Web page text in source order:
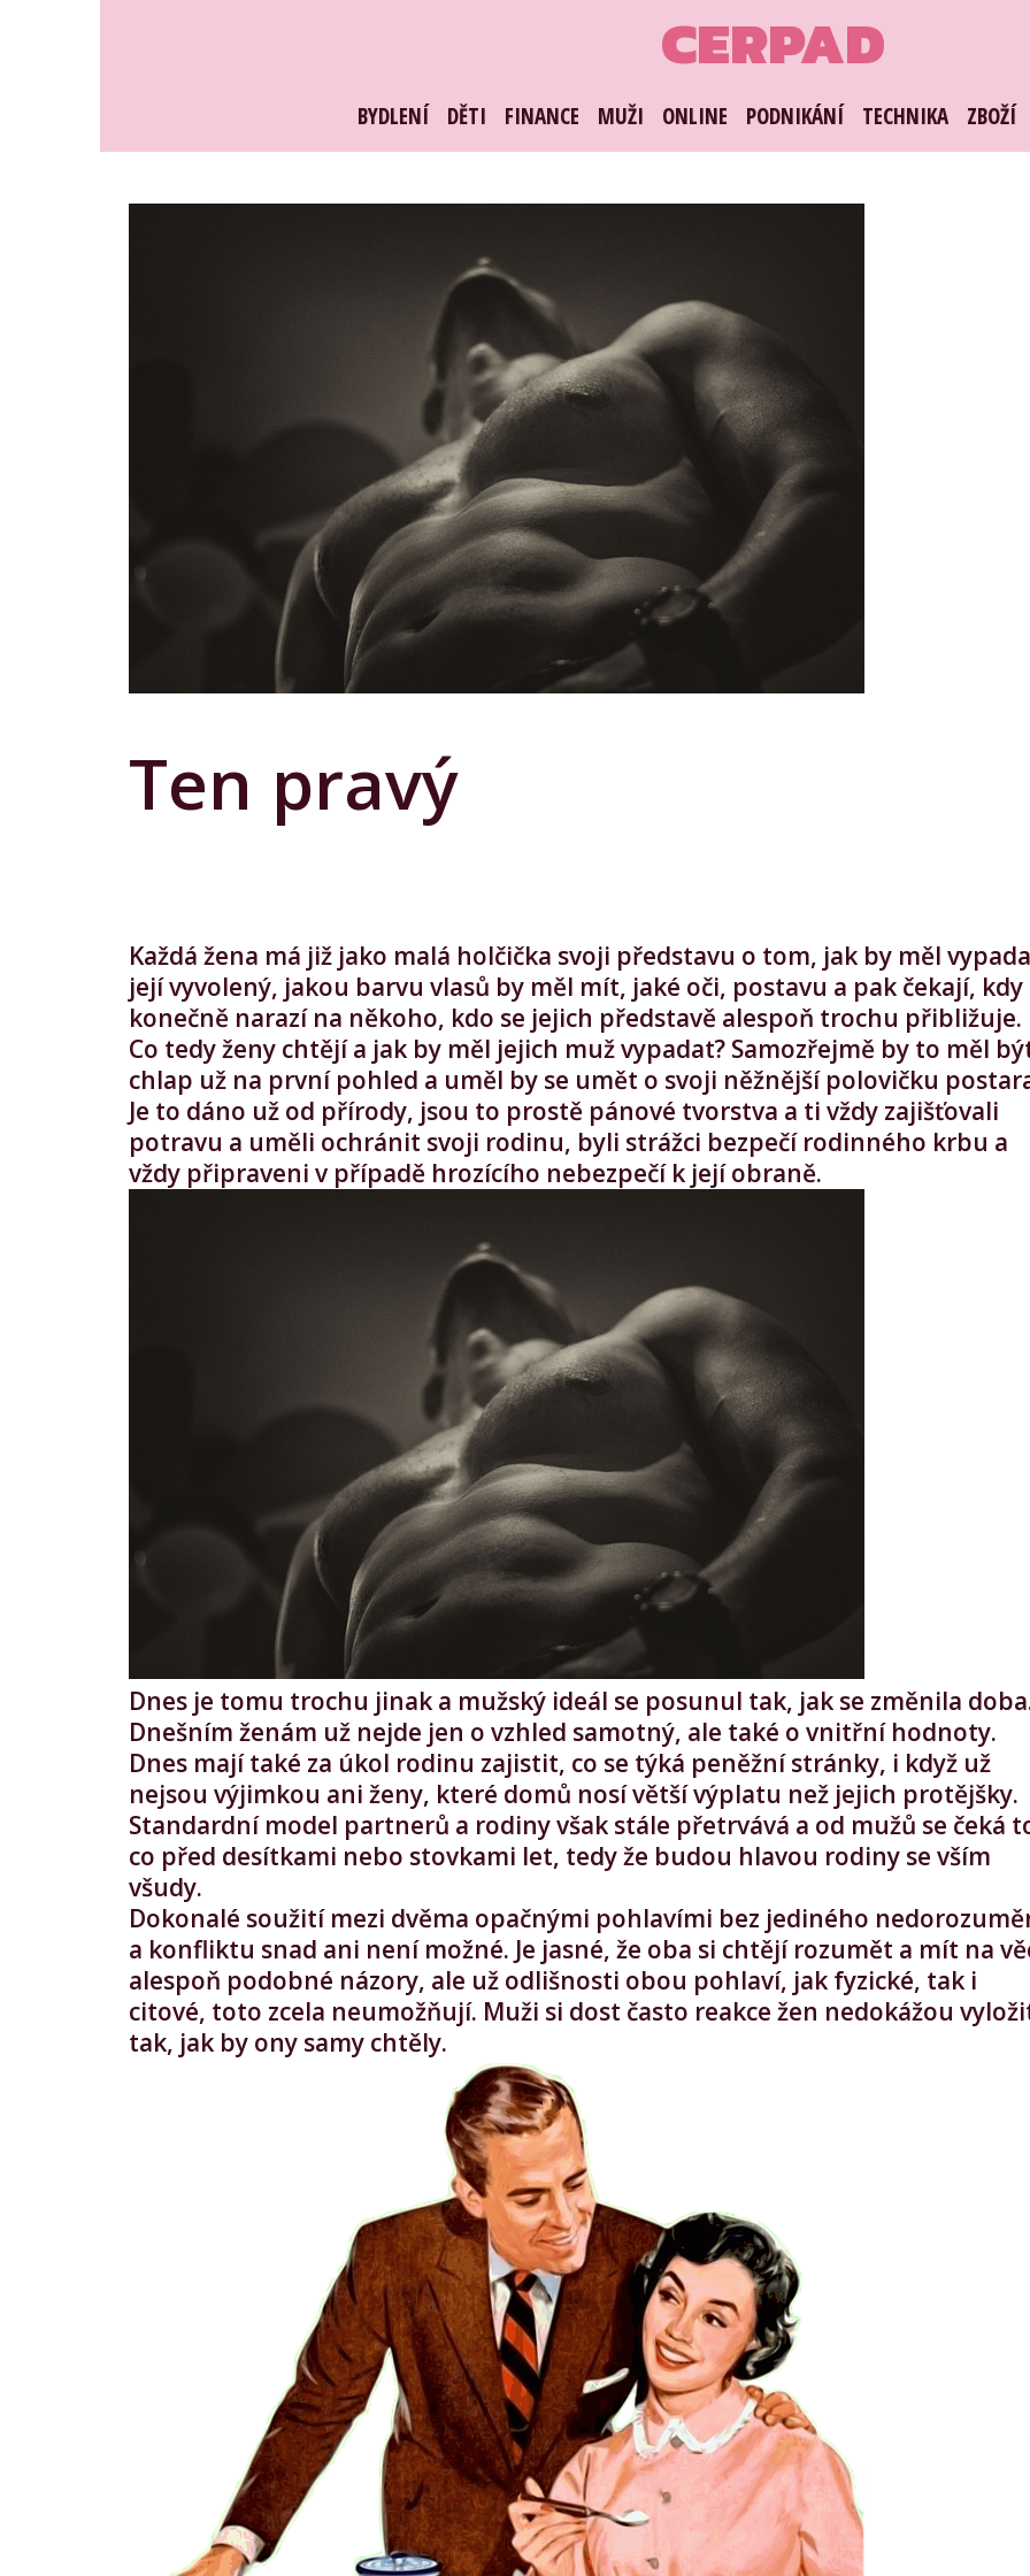
CERPAD
BYDLENÍ DĚTI FINANCE MUŽI ONLINE PODNIKÁNÍ TECHNIKA ZBOŽÍ
Ten pravý
Každá žena má již jako malá holčička svoji představu o tom, jak by měl
její vyvolený, jakou barvu vlasů by měl mít, jaké oči, postavu a pak čekají, kdy
konečně narazí na někoho, kdo se jejich představě alespoň trochu přibližuje.
Co tedy ženy chtějí a jak by měl jejich muž vypadat? Samozřejmě by to měl
chlap už na první pohled a uměl by se umět o svoji něžnější polovičku
Je to dáno už od přírody, jsou to prostě pánové tvorstva a ti vždy zajišťovali
potravu a uměli ochránit svoji rodinu, byli strážci bezpečí rodinného krbu a
vždy připraveni v případě hrozícího nebezpečí k její obraně.
Dnes je tomu trochu jinak a mužský ideál se posunul tak, jak se změnila
Dnešním ženám už nejde jen o vzhled samotný, ale také o vnitřní hodnoty.
Dnes mají také za úkol rodinu zajistit, co se týká peněžní stránky, i když už
nejsou výjimkou ani ženy, které domů nosí větší výplatu než jejich protějšky.
Standardní model partnerů a rodiny však stále přetrvává a od mužů se čeká
co před desítkami nebo stovkami let, tedy že budou hlavou rodiny se vším
všudy.
Dokonalé soužití mezi dvěma opačnými pohlavími bez jediného
a konfliktu snad ani není možné. Je jasné, že oba si chtějí rozumět a mít na
alespoň podobné názory, ale už odlišnosti obou pohlaví, jak fyzické, tak i
citové, toto zcela neumožňují. Muži si dost často reakce žen nedokážou
tak, jak by ony samy chtěly.